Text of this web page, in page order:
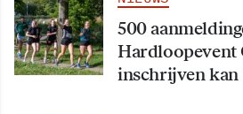
500
Hardloopevent
inschrijven kan